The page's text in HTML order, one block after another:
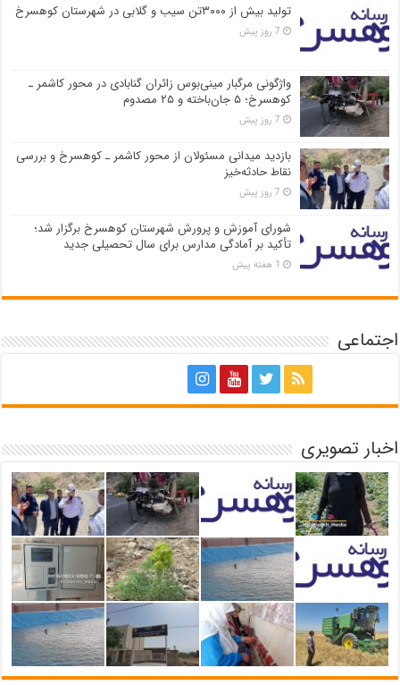
تولید بیش از ۳۰۰۰تن سیب و گلابی در شهرستان کوهسرخ
7 روز پیش
واژگونی مرگبار مینی‌بوس زائران گنابادی در محور کاشمر ـ
کوهسرخ؛ ۵ جان‌باخته و ۲۵ مصدوم
7 روز پیش
بازدید میدانی مسئولان از محور کاشمر ـ کوهسرخ و بررسی
نقاط حادثه‌خیز
7 روز پیش
شورای آموزش و پرورش شهرستان کوهسرخ برگزار شد؛
تأکید بر آمادگی مدارس برای سال تحصیلی جدید
1 هفته پیش
اجتماعی
اخبار تصویری